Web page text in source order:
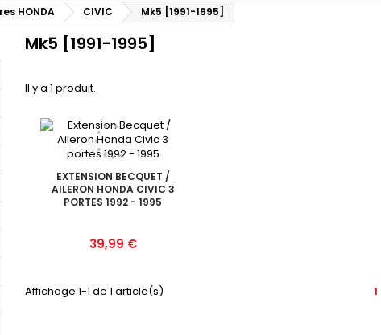
HONDA CIVIC Mk5 [1991-1995]
Mk5 [1991-1995]
Il y a 1 produit.
EXTENSION BECQUET /
AILERON HONDA CIVIC 3
PORTES 1992 - 1995
Prix
39,99 €
Affichage 1-1 de 1 article(s) 1